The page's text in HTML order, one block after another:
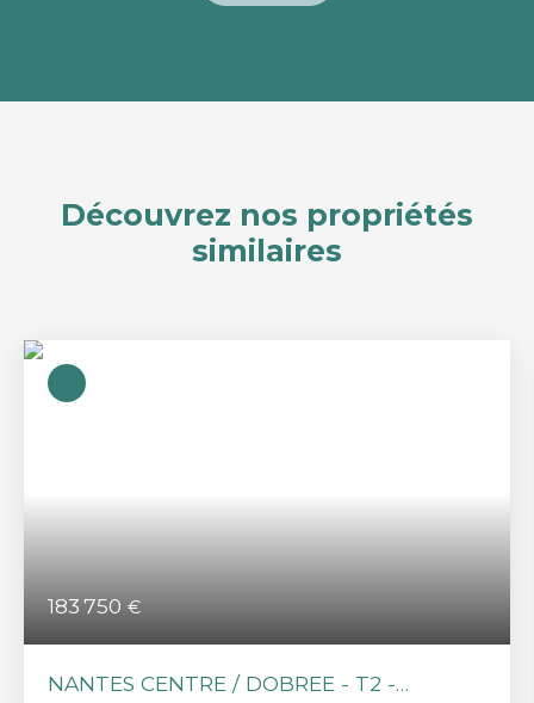
Découvrez nos propriétés
similaires
183 750 €
NANTES CENTRE / DOBREE - T2 -